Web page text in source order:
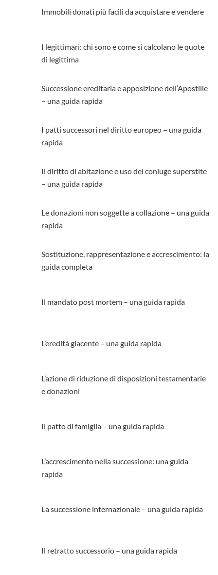
Immobili donati più facili da acquistare e vendere
I legittimari: chi sono e come si calcolano le quote
di legittima
Successione ereditaria e apposizione dell’Apostille
– una guida rapida
I patti successori nel diritto europeo – una guida
rapida
Il diritto di abitazione e uso del coniuge superstite
– una guida rapida
Le donazioni non soggette a collazione – una guida
rapida
Sostituzione, rappresentazione e accrescimento: la
guida completa
Il mandato post mortem – una guida rapida
L’eredità giacente – una guida rapida
L’azione di riduzione di disposizioni testamentarie
e donazioni
Il patto di famiglia – una guida rapida
L’accrescimento nella successione: una guida
rapida
La successione internazionale – una guida rapida
Il retratto successorio – una guida rapida